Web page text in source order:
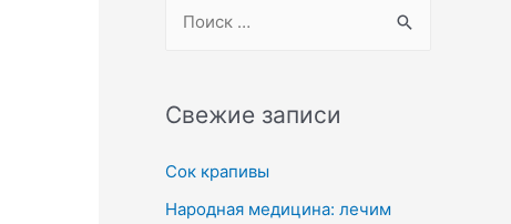
Свежие записи
Сок крапивы
Народная медицина: лечим